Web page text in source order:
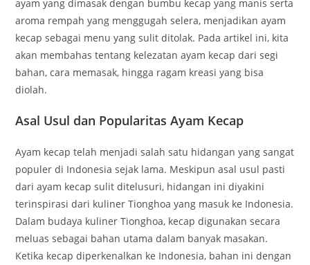
ayam yang dimasak dengan bumbu kecap yang manis serta
aroma rempah yang menggugah selera, menjadikan ayam
kecap sebagai menu yang sulit ditolak. Pada artikel ini, kita
akan membahas tentang kelezatan ayam kecap dari segi
bahan, cara memasak, hingga ragam kreasi yang bisa
diolah.
Asal Usul dan Popularitas Ayam Kecap
Ayam kecap telah menjadi salah satu hidangan yang sangat
populer di Indonesia sejak lama. Meskipun asal usul pasti
dari ayam kecap sulit ditelusuri, hidangan ini diyakini
terinspirasi dari kuliner Tionghoa yang masuk ke Indonesia.
Dalam budaya kuliner Tionghoa, kecap digunakan secara
meluas sebagai bahan utama dalam banyak masakan.
Ketika kecap diperkenalkan ke Indonesia, bahan ini dengan